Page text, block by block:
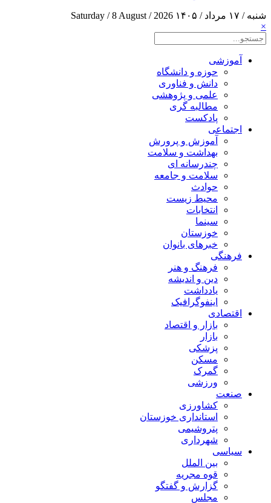
شنبه / ۱۷ مرداد / ۱۴۰۵
Saturday / 8 August / 2026
×
آموزشی
حوزه و دانشگاه
دانش و فناوری
علمی و پژوهشی
مطالبه گری
پادکست
اجتماعی
آموزش و پرورش
بهداشت و سلامت
چندرسانه ای
سلامت و جامعه
حوادث
محیط زیست
انتخابات
سینما
خوزستان
خبرهای بانوان
فرهنگی
فرهنگ و هنر
دین و اندیشه
یادداشت
اینفوگرافیک
اقتصادی
بازار و اقتصاد
بازار
پزشکی
مسکن
گمرک
ورزشی
صنعت
کشاورزی
استانداری خوزستان
پتروشیمی
شهرداری
سیاسی
بین الملل
قوه مجریه
گزارش و گفتگو
مجلس